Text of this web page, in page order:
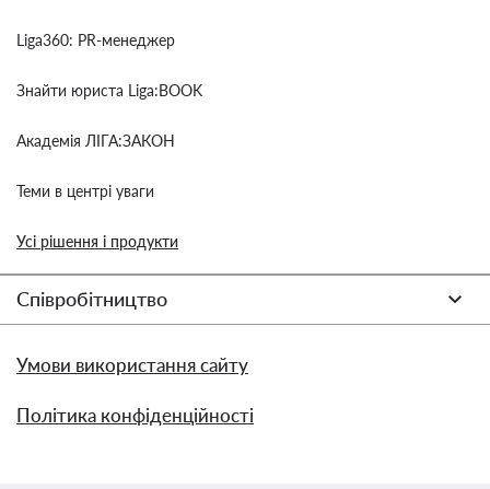
Liga360: PR-менеджер
Знайти юриста Liga:BOOK
Академія ЛІГА:ЗАКОН
Теми в центрі уваги
Усі рішення і продукти
Співробітництво
Умови використання сайту
Політика конфіденційності